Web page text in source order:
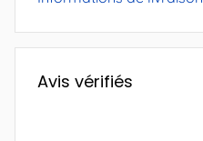
Avis vérifiés